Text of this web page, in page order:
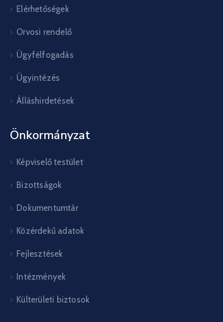
Elérhetőségek
Orvosi rendelő
Ügyfélfogadás
Ügyintézés
Álláshirdetések
Önkormányzat
Képviselő testület
Bizottságok
Dokumentumtár
Közérdekű adatok
Fejlesztések
Intézmények
Külterületi biztosok